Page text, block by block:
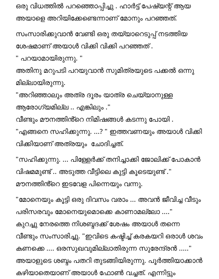
ഒരു വിധത്തിൽ പറഞ്ഞൊപ്പിച്ചു . ഹാർട്ട്‌ പേഷ്യന്റ് ആയ
അയാളെ അറിയിക്കേണ്ടെന്നാണ് മോനും പറഞ്ഞത്.
സംസാരിക്കുവാൻ വേണ്ടി ഒരു തയ്യാറെടുപ്പ് നടത്തിയ
ശേഷമാണ് അയാൾ വിക്കി വിക്കി പറഞ്ഞത് .
" പറയാമായിരുന്നു. "
അതിനു മറുപടി പറയുവാൻ സുമിത്രയുടെ പക്കൽ ഒന്നു
മില്ലായിരുന്നു.
"അറിഞ്ഞാലും അത്ര ദൂരം യാത്ര ചെയ്യാനുള്ള
ആരോഗ്യമില്ല .. എങ്കിലും ."
വീണ്ടും മൗനത്തിൻ്റെ നിമിഷങ്ങൾ കടന്നു പോയി .
"എങ്ങനെ സഹിക്കുന്നു. ...? " ഇത്തവണയും അയാൾ വിക്കി
വിക്കിയാണ് അത്രയും  ചോദിച്ചത്.
"സഹിക്കുന്നു. ... പിള്ളേർക്ക് തനിച്ചാക്കി ജോലിക്ക് പോകാൻ
വിഷമമുണ്ട് .. അടുത്ത വീട്ടിലെ കുട്ടി കൂടെയുണ്ട് ."
മൗനത്തിൻ്റെ ഇടവേള പിന്നെയും വന്നു.
"മോനെയും കൂട്ടി ഒരു ദിവസം വരാം ... അവൻ ജീവിച്ച വീടും
പരിസരവും മോനെയുമൊക്കെ കാണാമല്ലോ ...."
കുറച്ചു നേരത്തെ നിശബ്ദദക്ക് ശേഷം അയാൾ തന്നെ
വീണ്ടും സംസാരിച്ചു. "ഇവിടെ കഷ്ടിച്ച് കരകയറി ഒരാൾ ശവം
കണക്കെ .... ഒരസുഖവുമില്ലാതിരുന്ന സുരേന്ദ്രൻ ....."
അയാളുടെ ശബ്ദം പതറി തുടങ്ങിയിരുന്നു. പൂർത്തിയാക്കാൻ
കഴിയാതെയാണ് അയാൾ ഫോൺ വച്ചത്. എന്നിട്ടും